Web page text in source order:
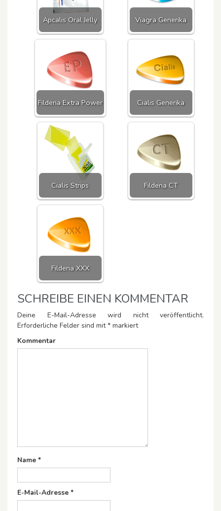
Apcalis Oral Jelly Viagra Generika
Fildena Extra Power Cialis Generika
Cialis Strips Fildena CT
Fildena XXX
SCHREIBE EINEN KOMMENTAR
Deine E-Mail-Adresse wird nicht veröffentlicht.
Erforderliche Felder sind mit* markiert
Kommentar
Name *
E-Mail-Adresse *